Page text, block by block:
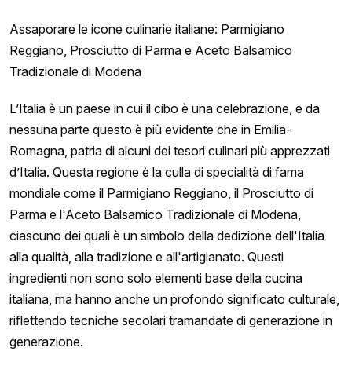
Assaporare le icone culinarie italiane: Parmigiano
Reggiano, Prosciutto di Parma e Aceto Balsamico
Tradizionale di Modena
L’Italia è un paese in cui il cibo è una celebrazione, e da
nessuna parte questo è più evidente che in Emilia-
Romagna, patria di alcuni dei tesori culinari più apprezzati
d’Italia. Questa regione è la culla di specialità di fama
mondiale come il Parmigiano Reggiano, il Prosciutto di
Parma e l'Aceto Balsamico Tradizionale di Modena,
ciascuno dei quali è un simbolo della dedizione dell'Italia
alla qualità, alla tradizione e all'artigianato. Questi
ingredienti non sono solo elementi base della cucina
italiana, ma hanno anche un profondo significato culturale,
riflettendo tecniche secolari tramandate di generazione in
generazione.